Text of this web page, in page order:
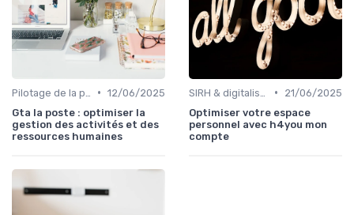
• 12/06/2025
Gta la poste : optimiser la
gestion des activités et des
ressources humaines
•
21/06/2025
Optimiser votre espace
personnel avec h4you mon
compte